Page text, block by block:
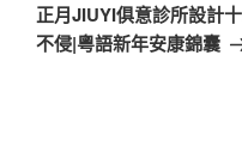
一
篇
正月JIUYI俱意診所設計
不侵|粵語新年安康錦囊